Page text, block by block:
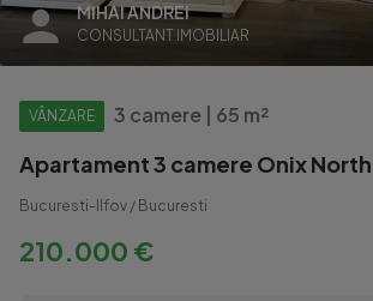
MIHAI ANDREI
CONSULTANT IMOBILIAR
VÂNZARE 3 camere | 65 m²
Apartament 3 camere Onix North
Bucuresti-Ilfov / Bucuresti
210.000 €